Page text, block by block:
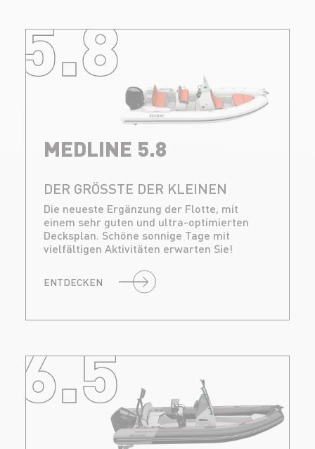
5.8
MEDLINE 5.8
DER GRÖSSTE DER KLEINEN
Die neueste Ergänzung der Flotte, mit
einem sehr guten und ultra-optimierten
Decksplan. Schöne sonnige Tage mit
vielfältigen Aktivitäten erwarten Sie!
ENTDECKEN
6.5